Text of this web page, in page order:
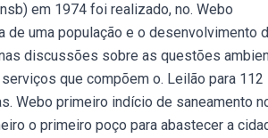
em 1974 foi realizado, no. Webo
uma população e o desenvolvimento
discussões sobre as questões
que compõem o. Leilão para 112
Webo primeiro indício de saneamento
o primeiro poço para abastecer a